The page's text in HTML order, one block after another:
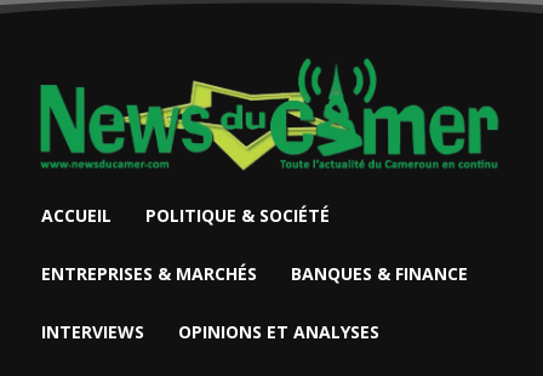
ACCUEIL POLITIQUE & SOCIÉTÉ
ENTREPRISES & MARCHÉS BANQUES & FINANCE
INTERVIEWS OPINIONS ET ANALYSES